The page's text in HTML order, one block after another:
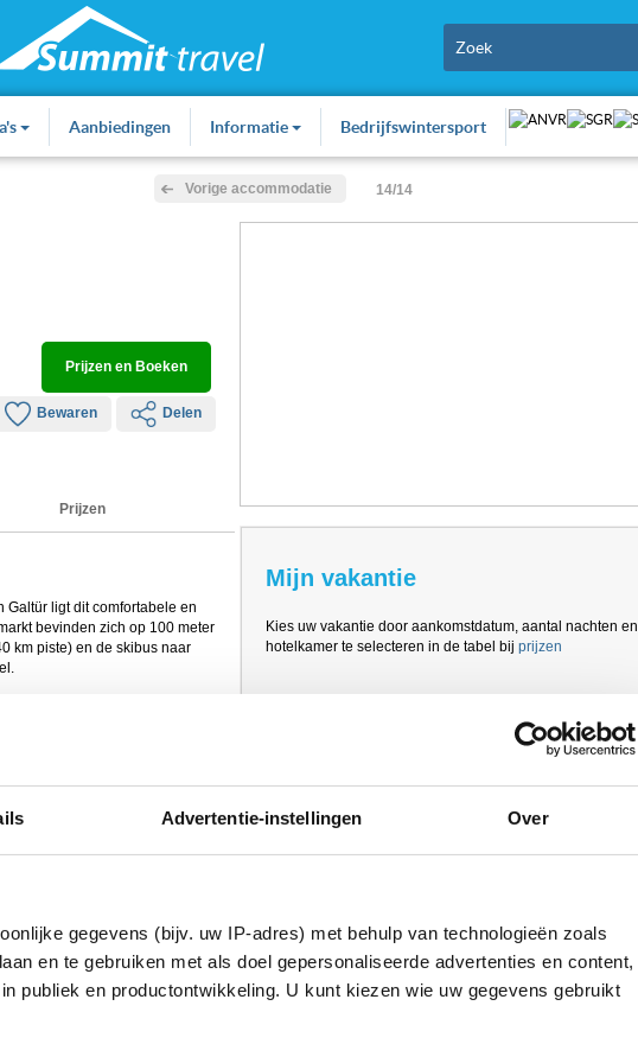
Advertentie-instellingen Over
gegevens (bijv. uw IP-adres) met behulp van technologieën zoals
en te gebruiken met als doel gepersonaliseerde advertenties en content,
publiek en productontwikkeling. U kunt kiezen wie uw gegevens gebruikt
Aanbiedingen Informatie Bedrijfswintersport
14/14
Vorige accommodatie
Prijzen en Boeken
Bewaren Delen
Prijzen
Galtür ligt dit comfortabele en
bevinden zich op 100 meter
km piste) en de skibus naar
met schoendroger, lift, gratis
betaling) een garage.
een badkamer met bad of
een balkon. De 3e en
met warme en koude
en een heerlijk
Mijn vakantie
Kies uw vakantie door aankomstdatum, aantal nachten en
hotelkamer te selecteren in de tabel bijprijzen